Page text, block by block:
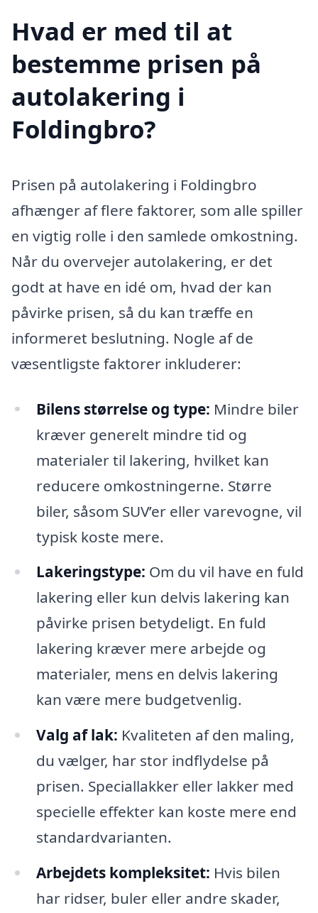
Hvad er med til at
bestemme prisen på
autolakering i
Foldingbro?
Prisen på autolakering i Foldingbro
afhænger af flere faktorer, som alle spiller
en vigtig rolle i den samlede omkostning.
Når du overvejer autolakering, er det
godt at have en idé om, hvad der kan
påvirke prisen, så du kan træffe en
informeret beslutning. Nogle af de
væsentligste faktorer inkluderer:
Bilens størrelse og type: Mindre biler
kræver generelt mindre tid og
materialer til lakering, hvilket kan
reducere omkostningerne. Større
biler, såsom SUV’er eller varevogne, vil
typisk koste mere.
Lakeringstype: Om du vil have en fuld
lakering eller kun delvis lakering kan
påvirke prisen betydeligt. En fuld
lakering kræver mere arbejde og
materialer, mens en delvis lakering
kan være mere budgetvenlig.
Valg af lak: Kvaliteten af den maling,
du vælger, har stor indflydelse på
prisen. Speciallakker eller lakker med
specielle effekter kan koste mere end
standardvarianten.
Arbejdets kompleksitet: Hvis bilen
har ridser, buler eller andre skader,